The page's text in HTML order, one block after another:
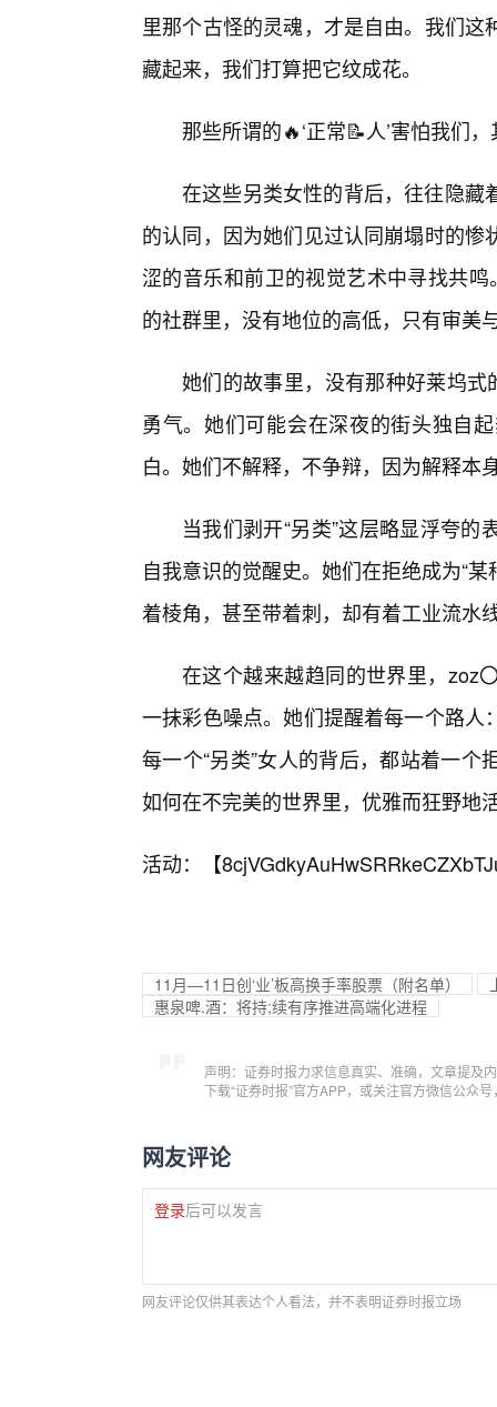
里那个古怪的灵魂，才是自由。我们
藏起来，我们打算把它纹成花。
那些所谓的🔥‘正常📝人’害怕我们
在这些另类女性的背后，往往隐藏
的认同，因为她们见过认同崩塌时的
涩的音乐和前卫的视觉艺术中寻找共
的社群里，没有地位的高低，只有审美
她们的故事里，没有那种好莱坞式
勇气。她们可能会在深夜的街头独自
白。她们不解释，不争辩，因为解释本
当我们剥开“另类”这层略显浮夸
自我意识的觉醒史。她们在拒绝成为“
着棱角，甚至带着刺，却有着工业流水
在这个越来越趋同的世界里，zoz
一抹彩色噪点。她们提醒着每一个路
每一个“另类”女人的背后，都站着一
如何在不完美的世界里，优雅而狂野地
活动：【
11月—11日创‘业’板高换手率股票（附名单）
惠泉啤.酒：将持;续有序推进高端化进程
声明：证券时报力求信息真实、准确，文章提及
下载“证券时报”官方APP，或关注官方微信公众
网友评论
登录后可以发言
网友评论仅供其表达个人看法，并不表明证券时报立场